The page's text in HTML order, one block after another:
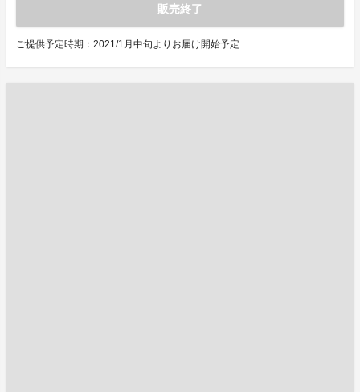
販売終了
ご提供予定時期：2021/1月中旬よりお届け開始予定